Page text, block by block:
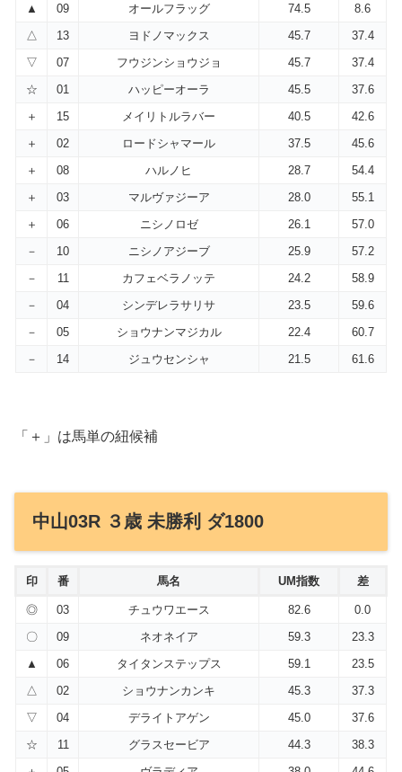
▲
09 オールフラッグ 74.5
8.6
△
13 ヨドノマックス 45.7
37.4
▽
07 フウジンショウジョ 45.7
37.4
☆
01 ハッピーオーラ 45.5
37.6
＋
15 メイリトルラバー 40.5
42.6
＋
02 ロードシャマール 37.5
45.6
＋
08 ハルノヒ 28.7
54.4
＋
03 マルヴァジーア 28.0
55.1
＋
06 ニシノロゼ 26.1
57.0
－
10 ニシノアジーブ 25.9
57.2
－
11 カフェベラノッテ 24.2
58.9
－
04 シンデレラサリサ 23.5
59.6
－
05 ショウナンマジカル 22.4
60.7
－
14 ジュウセンシャ 21.5 61.6
「＋」は馬単の紐候補
中山03R ３歳 未勝利 ダ1800
印 番 馬名 UM指数 差
◎ 03 チュウワエース 82.6
0.0
〇
09 ネオネイア 59.3
23.3
▲
06 タイタンステップス 59.1
23.5
△
02 ショウナンカンキ 45.3
37.3
▽
04 デライトアゲン 45.0
37.6
☆
11 グラスセービア 44.3
38.3